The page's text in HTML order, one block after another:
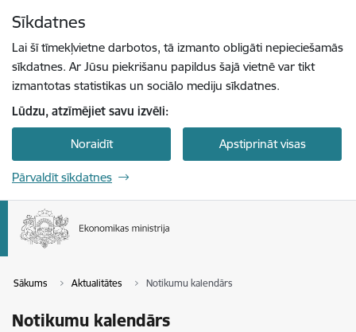
Sīkdatnes
Lai šī tīmekļvietne darbotos, tā izmanto obligāti nepieciešamās
sīkdatnes. Ar Jūsu piekrišanu papildus šajā vietnē var tikt
izmantotas statistikas un sociālo mediju sīkdatnes.
Lūdzu, atzīmējiet savu izvēli:
Noraidīt Apstiprināt visas
Pārvaldīt sīkdatnes
Sākums Aktualitātes Notikumu kalendārs
Notikumu kalendārs